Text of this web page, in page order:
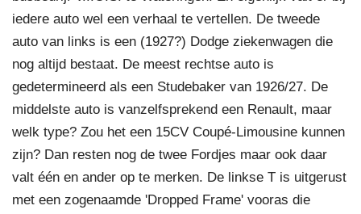
iedere auto wel een verhaal te vertellen. De tweede
auto van links is een (1927?) Dodge ziekenwagen die
nog altijd bestaat. De meest rechtse auto is
gedetermineerd als een Studebaker van 1926/27. De
middelste auto is vanzelfsprekend een Renault, maar
welk type? Zou het een 15CV Coupé-Limousine kunnen
zijn? Dan resten nog de twee Fordjes maar ook daar
valt één en ander op te merken. De linkse T is uitgerust
met een zogenaamde 'Dropped Frame' vooras die